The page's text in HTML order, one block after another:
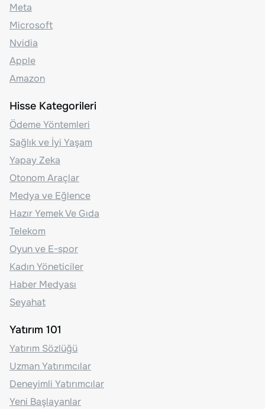
Meta
Microsoft
Nvidia
Apple
Amazon
Hisse Kategorileri
Ödeme Yöntemleri
Sağlık ve İyi Yaşam
Yapay Zeka
Otonom Araçlar
Medya ve Eğlence
Hazır Yemek Ve Gıda
Telekom
Oyun ve E-spor
Kadın Yöneticiler
Haber Medyası
Seyahat
Yatırım 101
Yatırım Sözlüğü
Uzman Yatırımcılar
Deneyimli Yatırımcılar
Yeni Başlayanlar